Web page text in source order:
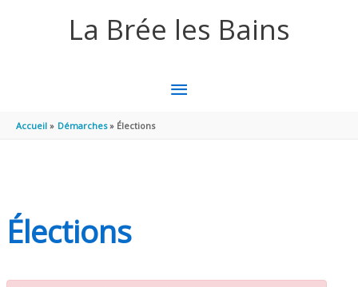
La Brée les Bains
MENU
Accueil Démarches Élections
Élections